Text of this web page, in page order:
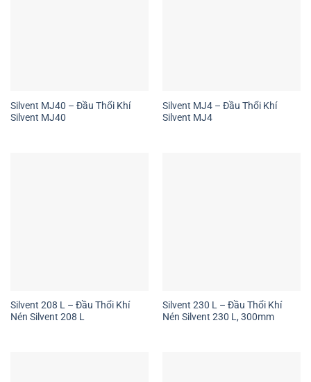
Silvent MJ40 – Đầu Thổi Khí
Silvent MJ40
Silvent MJ4 – Đầu Thổi Khí
Silvent MJ4
Silvent 208 L – Đầu Thổi Khí
Nén Silvent 208 L
Silvent 230 L – Đầu Thổi Khí
Nén Silvent 230 L, 300mm